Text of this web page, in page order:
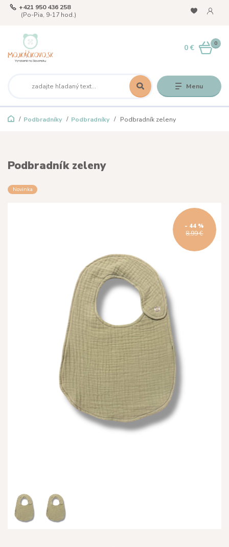
Menu
+421 950 436 258
(Po-Pia, 9-17 hod.)
0
0 €
Podbradníky Podbradníky Podbradník zeleny
Podbradník zeleny
Novinka
8,99 €
- 44 %